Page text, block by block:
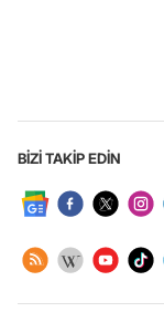
BİZİ TAKİP EDİN